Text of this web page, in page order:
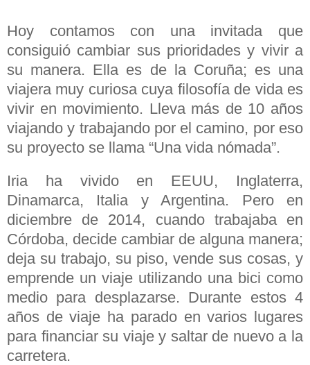
Hoy contamos con una invitada que
consiguió cambiar sus prioridades y vivir a
su manera. Ella es de la Coruña; es una
viajera muy curiosa cuya filosofía de vida es
vivir en movimiento. Lleva más de 10 años
viajando y trabajando por el camino, por eso
su proyecto se llama “Una vida nómada”.
Iria ha vivido en EEUU, Inglaterra,
Dinamarca, Italia y Argentina. Pero en
diciembre de 2014, cuando trabajaba en
Córdoba, decide cambiar de alguna manera;
deja su trabajo, su piso, vende sus cosas, y
emprende un viaje utilizando una bici como
medio para desplazarse. Durante estos 4
años de viaje ha parado en varios lugares
para financiar su viaje y saltar de nuevo a la
carretera.